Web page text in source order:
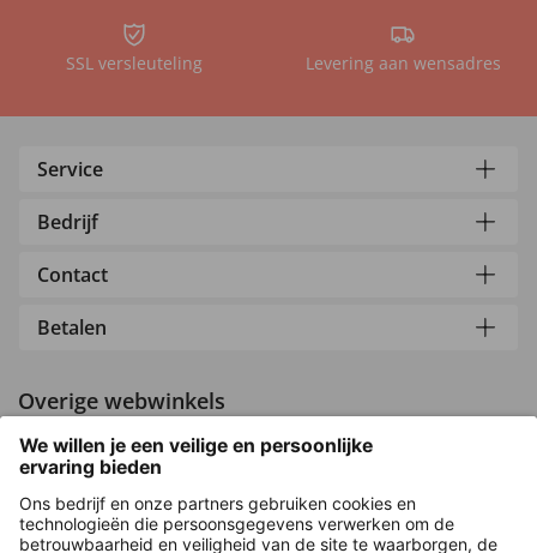
SSL versleuteling Levering aan wensadres
Service
Bedrijf
Contact
Betalen
Overige webwinkels
Nederland